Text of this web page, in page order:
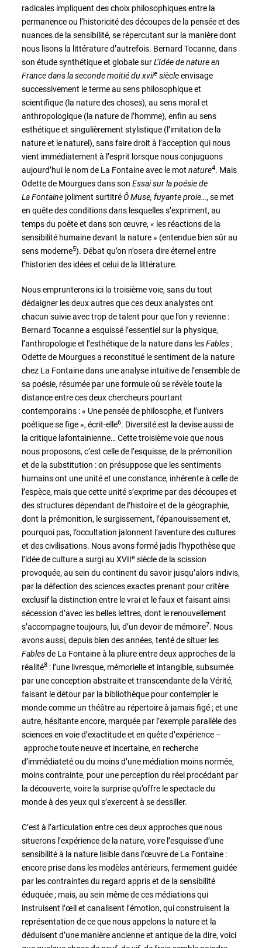
radicales impliquent des choix philosophiques entre la
permanence ou l’historicité des découpes de la pensée et des
nuances de la sensibilité, se répercutant sur la manière dont
nous lisons la littérature d’autrefois. Bernard Tocanne, dans
son étude synthétique et globale surL’Idée de nature en
France dans la seconde moitié du xviie siècleenvisage
successivement le terme au sens philosophique et
scientifique (la nature des choses), au sens moral et
anthropologique (la nature de l’homme), enfin au sens
esthétique et singulièrement stylistique (l’imitation de la
nature et le naturel), sans faire droit à l’acception qui nous
vient immédiatement à l’esprit lorsque nous conjuguons
aujourd’hui le nom de La Fontaine avec le mot nature4. Mais
Odette de Mourgues dans son Essai sur la poésie de
La Fontaine joliment surtitréÔ Muse, fuyante proie…, se met
en quête des conditions dans lesquelles s’expriment, au
temps du poète et dans son œuvre, « les réactions de la
sensibilité humaine devant la nature » (entendue bien sûr au
sens moderne5). Débat qu’on n’osera dire éternel entre
l’historien des idées et celui de la littérature.
Nous emprunterons ici la troisième voie, sans du tout
dédaigner les deux autres que ces deux analystes ont
chacun suivie avec trop de talent pour que l’on y revienne :
Bernard Tocanne a esquissé l’essentiel sur la physique,
l’anthropologie et l’esthétique de la nature dans lesFables;
Odette de Mourgues a reconstitué le sentiment de la nature
chez La Fontaine dans une analyse intuitive de l’ensemble de
sa poésie, résumée par une formule où se révèle toute la
distance entre ces deux chercheurs pourtant
contemporains : « Une pensée de philosophe, et l’univers
poétique se fige », écrit-elle6. Diversité est la devise aussi de
la critique lafontainienne… Cette troisième voie que nous
nous proposons, c’est celle de l’esquisse, de la prémonition
et de la substitution : on présuppose que les sentiments
humains ont une unité et une constance, inhérente à celle de
l’espèce, mais que cette unité s’exprime par des découpes et
des structures dépendant de l’histoire et de la géographie,
dont la prémonition, le surgissement, l’épanouissement et,
pourquoi pas, l’occultation jalonnent l’aventure des cultures
et des civilisations. Nous avons formé jadis l’hypothèse que
l’idée de culture a surgi au XVIIe siècle de la scission
provoquée, au sein du continent du savoir jusqu’alors indivis,
par la défection des sciences exactes prenant pour critère
exclusif la distinction entre le vrai et le faux et faisant ainsi
sécession d’avec les belles lettres, dont le renouvellement
s’accompagne toujours, lui, d’un devoir de mémoire7. Nous
avons aussi, depuis bien des années, tenté de situer les
Fablesde La Fontaine à la pliure entre deux approches de la
réalité8 : l’une livresque, mémorielle et intangible, subsumée
par une conception abstraite et transcendante de la Vérité,
faisant le détour par la bibliothèque pour contempler le
monde comme un théâtre au répertoire à jamais figé ; et une
autre, hésitante encore, marquée par l’exemple parallèle des
sciences en voie d’exactitude et en quête d’expérience –
approche toute neuve et incertaine, en recherche
d’immédiateté ou du moins d’une médiation moins normée,
moins contrainte, pour une perception du réel procédant par
la découverte, voire la surprise qu’offre le spectacle du
monde à des yeux qui s’exercent à se dessiller.
C’est à l’articulation entre ces deux approches que nous
situerons l’expérience de la nature, voire l’esquisse d’une
sensibilité à la nature lisible dans l’œuvre de La Fontaine :
encore prise dans les modèles antérieurs, fermement guidée
par les contraintes du regard appris et de la sensibilité
éduquée ; mais, au sein même de ces médiations qui
instruisent l’œil et canalisent l’émotion, qui construisent la
représentation de ce que nous appelons la nature et la
déduisent d’une manière ancienne et antique de la dire, voici